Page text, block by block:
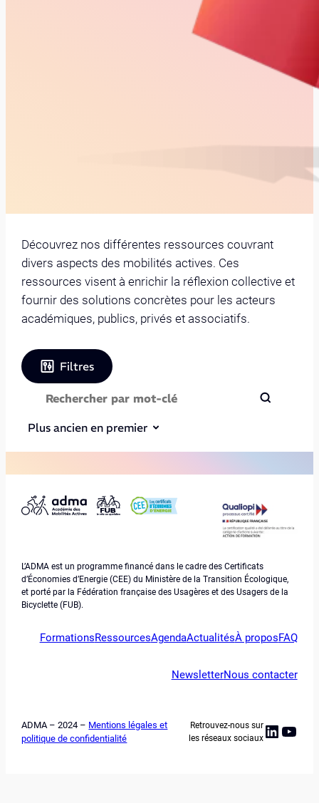
Découvrez nos différentes ressources couvrant
divers aspects des mobilités actives. Ces
ressources visent à enrichir la réflexion collective et
fournir des solutions concrètes pour les acteurs
académiques, publics, privés et associatifs.
Filtres
Plus ancien en premier
L’ADMA est un programme financé dans le cadre des Certificats
d’Économies d’Energie (CEE) du Ministère de la Transition Écologique,
et porté par la Fédération française des Usagères et des Usagers de la
Bicyclette (FUB).
FormationsRessourcesAgendaActualitésÀ proposFAQ
NewsletterNous contacter
ADMA – 2024 – Mentions légales et
politique de confidentialité
Retrouvez-nous sur
les réseaux sociaux